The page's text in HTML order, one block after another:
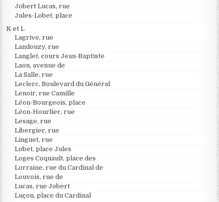
Jobert Lucas, rue
Jules-Lobet, place
K et L
Lagrive, rue
Landouzy, rue
Langlet, cours Jean-Baptiste
Laon, avenue de
La Salle, rue
Leclerc, Boulevard du Général
Lenoir, rue Camille
Léon-Bourgeois, place
Léon-Hourlier, rue
Lesage, rue
Libergier, rue
Linguet, rue
Lobet, place Jules
Loges Coquault, place des
Lorraine, rue du Cardinal de
Louvois, rue de
Lucas, rue Jobert
Luçon, place du Cardinal